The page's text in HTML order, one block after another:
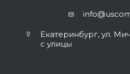
Екатеринбург, ул.
с улицы